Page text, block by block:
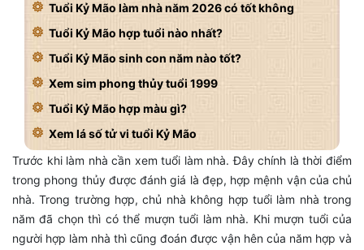
Tuổi Kỷ Mão làm nhà năm 2026 có tốt không
Tuổi Kỷ Mão hợp tuổi nào nhất?
Tuổi Kỷ Mão sinh con năm nào tốt?
Xem sim phong thủy tuổi 1999
Tuổi Kỷ Mão hợp màu gì?
Xem lá số tử vi tuổi Kỷ Mão
Trước khi làm nhà cần xem tuổi làm nhà. Đây chính là thời điểm
trong phong thủy được đánh giá là đẹp, hợp mệnh vận của chủ
nhà. Trong trường hợp, chủ nhà không hợp tuổi làm nhà trong
năm đã chọn thì có thể mượn tuổi làm nhà. Khi mượn tuổi của
người hợp làm nhà thì cũng đoán được vận hên của năm hợp và